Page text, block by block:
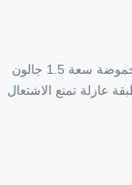
عامل أنسولكس 79694 الكيميائي الرطب منخفض الحموضة سعة 1.5 جالون
عازلة تمنع الاشتعال